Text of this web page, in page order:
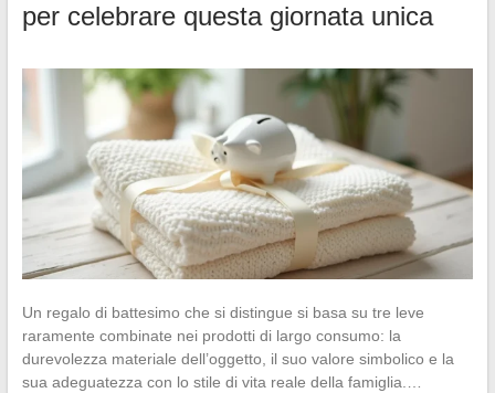
per celebrare questa giornata unica
Un regalo di battesimo che si distingue si basa su tre leve
raramente combinate nei prodotti di largo consumo: la
durevolezza materiale dell’oggetto, il suo valore simbolico e la
sua adeguatezza con lo stile di vita reale della famiglia.…